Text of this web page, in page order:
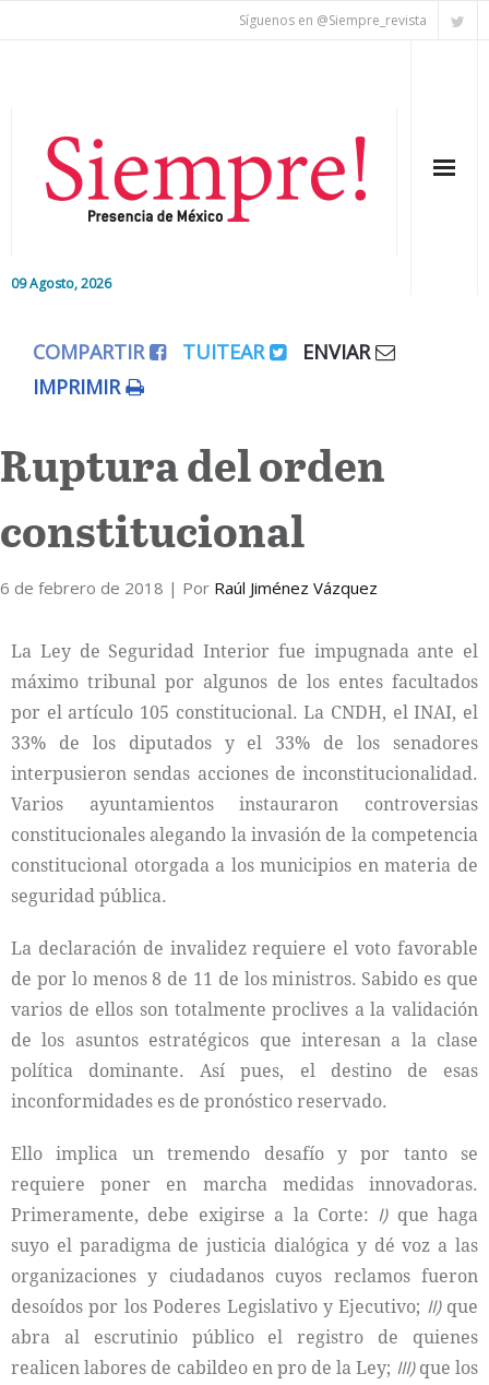
Síguenos en @Siempre_revista
09 Agosto, 2026
Editorial
Colaboradores
Internacional
Cultura
COMPARTIR TUITEAR
ENVIAR
IMPRIMIR
Ruptura del orden
constitucional
6 de febrero de 2018 | Por Raúl Jiménez Vázquez
La Ley de Seguridad Interior fue impugnada ante el
máximo tribunal por algunos de los entes facultados
por el artículo 105 constitucional. La CNDH, el INAI, el
33% de los diputados y el 33% de los senadores
interpusieron sendas acciones de inconstitucionalidad.
Varios ayuntamientos instauraron controversias
constitucionales alegando la invasión de la competencia
constitucional otorgada a los municipios en materia de
seguridad pública.
La declaración de invalidez requiere el voto favorable
de por lo menos 8 de 11 de los ministros. Sabido es que
varios de ellos son totalmente proclives a la validación
de los asuntos estratégicos que interesan a la clase
política dominante. Así pues, el destino de esas
inconformidades es de pronóstico reservado.
Ello implica un tremendo desafío y por tanto se
requiere poner en marcha medidas innovadoras.
Primeramente, debe exigirse a la Corte: I)que haga
suyo el paradigma de justicia dialógica y dé voz a las
organizaciones y ciudadanos cuyos reclamos fueron
desoídos por los Poderes Legislativo y Ejecutivo; II)que
abra al escrutinio público el registro de quienes
realicen labores de cabildeo en pro de la Ley; III)que los